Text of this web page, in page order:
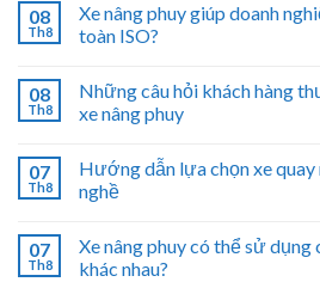
08
Th8
Xe nâng phuy giúp doanh
toàn ISO?
08
Th8
Những câu hỏi khách hàng
xe nâng phuy
07
Th8
Hướng dẫn lựa chọn xe
nghề
07
Th8
Xe nâng phuy có thể sử dụng
khác nhau?